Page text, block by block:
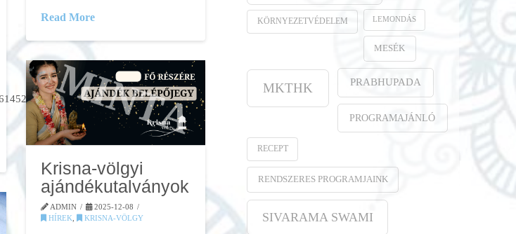
Read More
Krisna-völgyi
ajándékutalványok
ADMIN
2025-12-08
HÍREK
KRISNA-VÖLGY
KÖRNYEZETVÉDELEM LEMONDÁS
MESÉK
MKTHK PRABHUPADA
PROGRAMAJÁNLÓ
RECEPT
RENDSZERES PROGRAMJAINK
SIVARAMA SWAMI